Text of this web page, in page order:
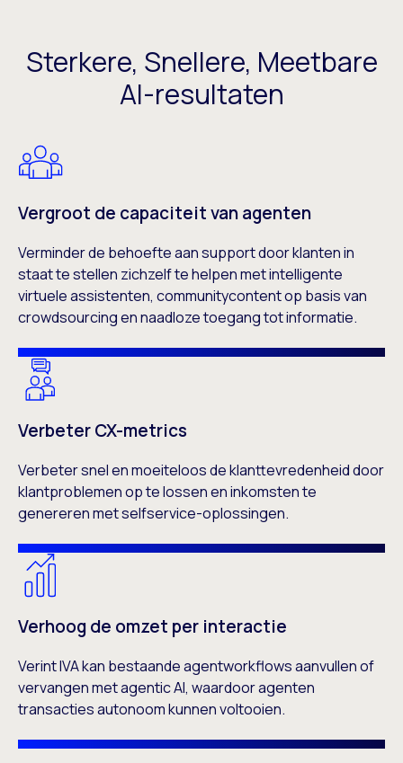
Sterkere, Snellere, Meetbare
AI-resultaten
Vergroot de capaciteit van agenten
Verminder de behoefte aan support door klanten in
staat te stellen zichzelf te helpen met intelligente
virtuele assistenten, communitycontent op basis van
crowdsourcing en naadloze toegang tot informatie.
Verbeter CX-metrics
Verbeter snel en moeiteloos de klanttevredenheid door
klantproblemen op te lossen en inkomsten te
genereren met selfservice-oplossingen.
Verhoog de omzet per interactie
Verint IVA kan bestaande agentworkflows aanvullen of
vervangen met agentic AI, waardoor agenten
transacties autonoom kunnen voltooien.